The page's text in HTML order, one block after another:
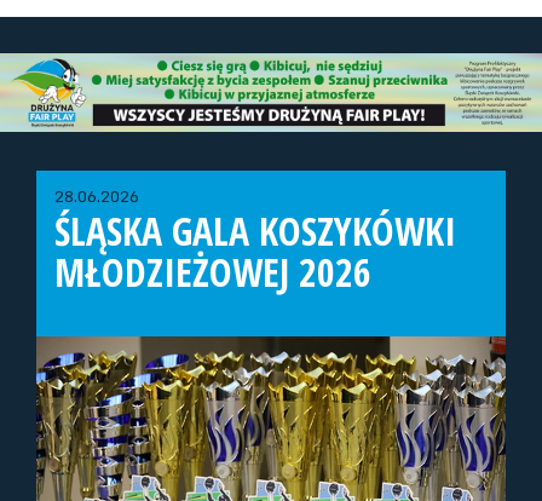
28.06.2026
ŚLĄSKA GALA KOSZYKÓWKI
MŁODZIEŻOWEJ 2026